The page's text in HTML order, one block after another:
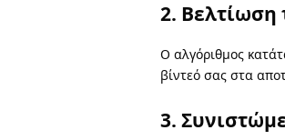
2. Βελτίωση
Ο αλγόριθμος
βίντεό σας στα
3.